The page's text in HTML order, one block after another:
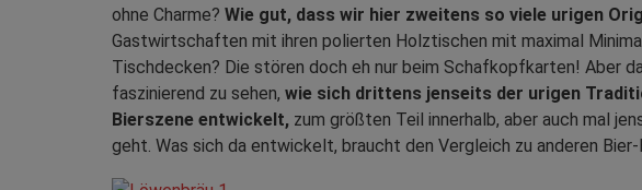
ohne Charme? Wie gut, dass wir hier zweitens so viele urigen
Gastwirtschaften mit ihren polierten Holztischen mit maximal
Tischdecken? Die stören doch eh nur beim Schafkopfkarten! Aber
faszinierend zu sehen, wie sich drittens jenseits der urigen
Bierszene entwickelt, zum größten Teil innerhalb, aber auch mal
geht. Was sich da entwickelt, braucht den Vergleich zu anderen